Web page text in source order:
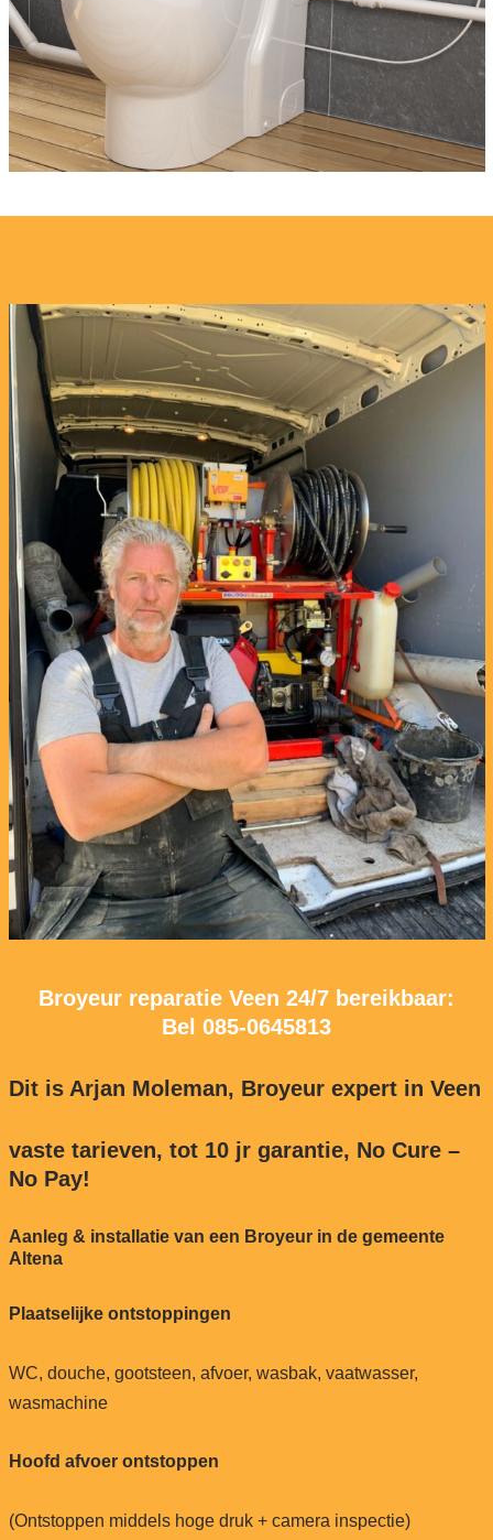
Broyeur reparatie Veen 24/7 bereikbaar:
Bel 085-0645813
Dit is Arjan Moleman, Broyeur expert in Veen
vaste tarieven, tot 10 jr garantie, No Cure –
No Pay!
Aanleg & installatie van een Broyeur in de gemeente
Altena
Plaatselijke ontstoppingen
WC, douche, gootsteen, afvoer, wasbak, vaatwasser,
wasmachine
Hoofd afvoer ontstoppen
(Ontstoppen middels hoge druk + camera inspectie)